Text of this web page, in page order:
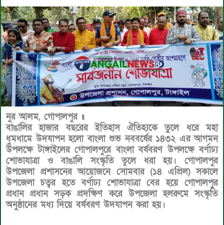
নুর আলম, গোপালপুর ॥
বাঙালির হাজার বছরের ইতিহাস ঐতিহ্যকে তুুলে ধরে মহা
ধুমধামে উদযাপন হলো বাংলা শুভ নববর্ষের ১৪৩২ এর আগমন
উপলক্ষে টাঙ্গাইলের গোপালপুরে বাংলা বর্ষবরণ উপলক্ষে বর্ণাঢ্য
শোভাযাত্রা ও বাঙালি সংস্কৃতি তুলে ধরা হয়। গোপালপুর
উপজেলা প্রশাসনের আয়োজনে সোমবার (১৪ এপ্রিল) সকালে
উপজেলা চত্বর হতে বর্ণাঢ্য শোভাযাত্রা বের হয়ে গোপালপুর
প্রধান প্রধান সড়ক প্রদক্ষিণ করে উপজেলা হলরুমে সংস্কৃতি
অনুষ্ঠানের মধ্য দিয়ে বর্ষবরণ উদযাপন করা হয়।